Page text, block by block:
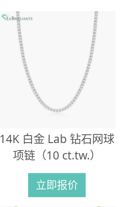
14K 白金 Lab 钻石网球
项链（10 ct.tw.）
立即报价